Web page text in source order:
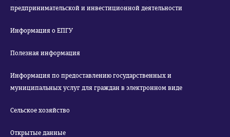
предпринимательской и инвестиционной деятельности
Информация о ЕПГУ
Полезная информация
Информация по предоставлению государственных и
муниципальных услуг для граждан в электронном виде
Сельское хозяйство
Открытые данные